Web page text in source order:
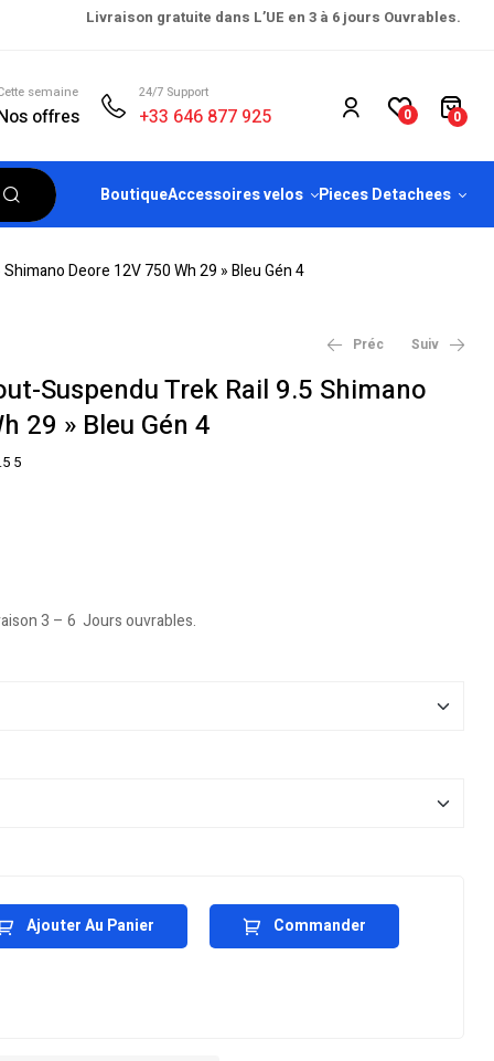
Livraison gratuite dans L’UE en 3 à 6 jours Ouvrables.
semaine
offres
24/7 Support
+33 646 877 925 0 0
BoutiqueAccessoires velos Pieces Detachees
Deore 12V 750 Wh 29 » Bleu Gén 4
Préc Suiv
Suspendu Trek Rail 9.5 Shimano
29 » Bleu Gén 4
5
3 – 6 Jours ouvrables.
Ajouter Au Panier Commander